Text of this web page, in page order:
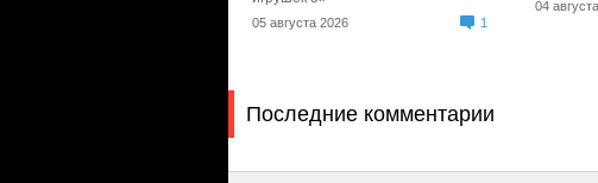
05 августа 2026 1
04
Последние комментарии